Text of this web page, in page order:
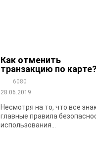
Как отменить
транзакцию по карте?
6080
28.06.2019
Несмотря на то, что все
главные правила
использования...